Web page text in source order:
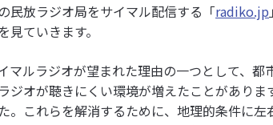
民放ラジオ局をサイマル配信する「radiko.jp
見ていきます。
マルラジオが望まれた理由の一つとして、
ジオが聴きにくい環境が増えたことがあり
。これらを解消するために、地理的条件に